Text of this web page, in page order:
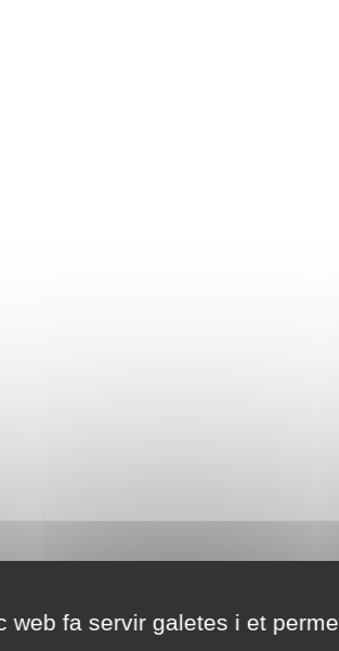
web fa servir galetes i et